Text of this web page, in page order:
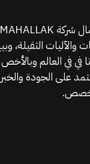
والآليات الثقيلة،
في في العالم
على الجودة